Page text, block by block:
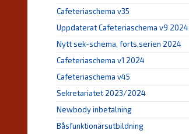
Cafeteriaschema v35
Uppdaterat Cafeteriaschema v9 2024
Nytt sek-schema, forts.serien 2024
Cafeteriaschema v1 2024
Cafeteriaschema v45
Sekretariatet 2023/2024
Newbody inbetalning
Båsfunktionärsutbildning